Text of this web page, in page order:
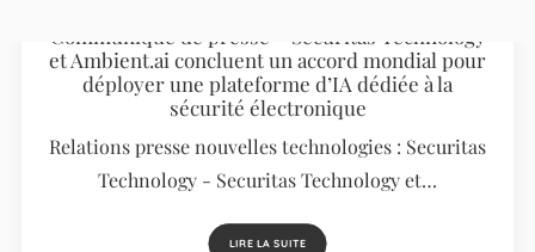
Communiqué de presse – Securitas Technology
et Ambient.ai concluent un accord mondial pour
déployer une plateforme d’IA dédiée à la
sécurité électronique
Relations presse nouvelles technologies : Securitas
Technology - Securitas Technology et…
LIRE LA SUITE